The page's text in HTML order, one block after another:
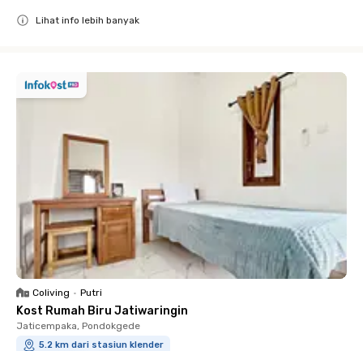
Lihat info lebih banyak
Coliving • Putri
Kost Rumah Biru Jatiwaringin
Jaticempaka, Pondokgede
5.2 km dari stasiun klender